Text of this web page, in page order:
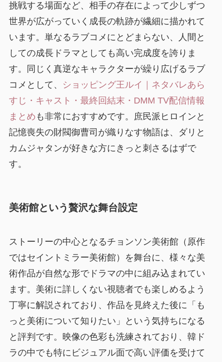
挑戦する場面など、相手の存在によって少しずつ
世界が広がっていく成長の軌跡が繊細に描かれて
います。単なるラブコメにとどまらない、人間と
しての成長ドラマとしても高い完成度を誇りま
す。同じく真逆なキャラクターが繰り広げるラブ
コメとして、
ショッピング王ルイ｜ネタバレあら
すじ・キャスト・最終回結末・DMM TV配信情報
まとめ も非常におすすめです。庶民派ヒロインと
記憶喪失の財閥御曹司が織りなす物語は、ダリと
カムジャタンが好きな方にきっと刺さるはずで
す。
美術館という贅沢な舞台設定
ストーリーの中心となるチョンソン美術館（原作
ではセイントミラー美術館）を舞台に、様々な美
術作品が自然な形でドラマの中に組み込まれてい
ます。美術に詳しくない視聴者でも楽しめるよう
丁寧に解説されており、作品を見終えた後に「も
っと美術について知りたい」という気持ちになる
と評判です。映像の色彩も洗練されており、韓ド
ラの中でも特にビジュアル面で高い評価を受けて